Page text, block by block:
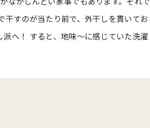
干すのが当たり前で、外干しを貫いてお
へ！ すると、地味～に感じていた洗濯